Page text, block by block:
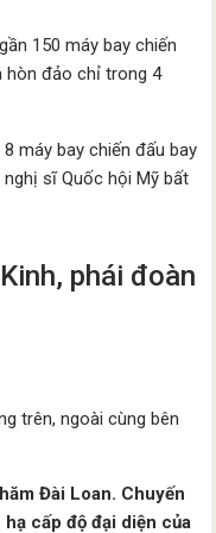
150 máy bay chiến
hòn đảo chỉ trong 4
máy bay chiến đấu bay
sĩ Quốc hội Mỹ bất
phái đoàn
trên, ngoài cùng bên
Đài Loan. Chuyến
cấp độ đại diện của